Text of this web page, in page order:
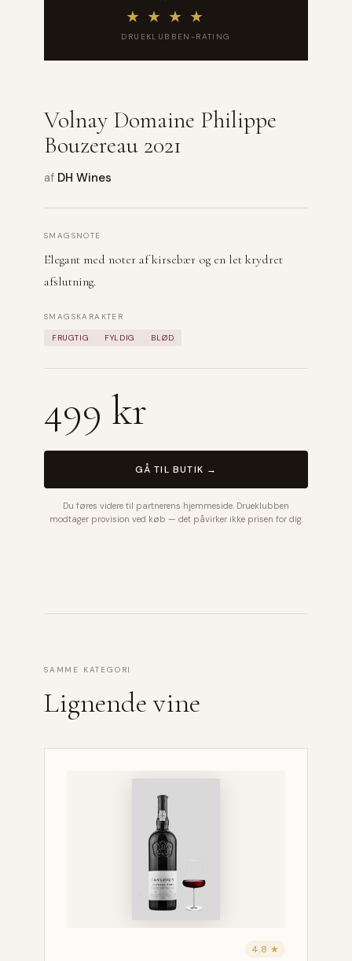
★ ★ ★ ★
DRUEKLUBBEN-RATING
Volnay Domaine Philippe
Bouzereau 2021
af DH Wines
SMAGSNOTE
Elegant med noter af kirsebær og en let krydret
afslutning.
SMAGSKARAKTER
FRUGTIG FYLDIG BLØD
499 kr
GÅ TIL BUTIK →
Du føres videre til partnerens hjemmeside. Drueklubben
modtager provision ved køb — det påvirker ikke prisen for dig.
SAMME KATEGORI
Lignende vine
4.8 ★